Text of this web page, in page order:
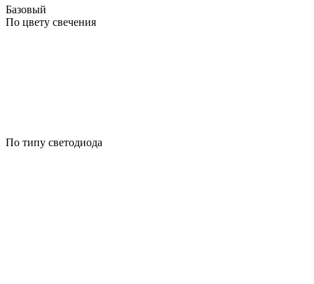
Базовый
По цвету свечения
По типу светодиода